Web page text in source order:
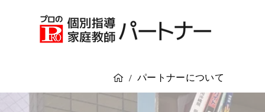
/ パートナーについて